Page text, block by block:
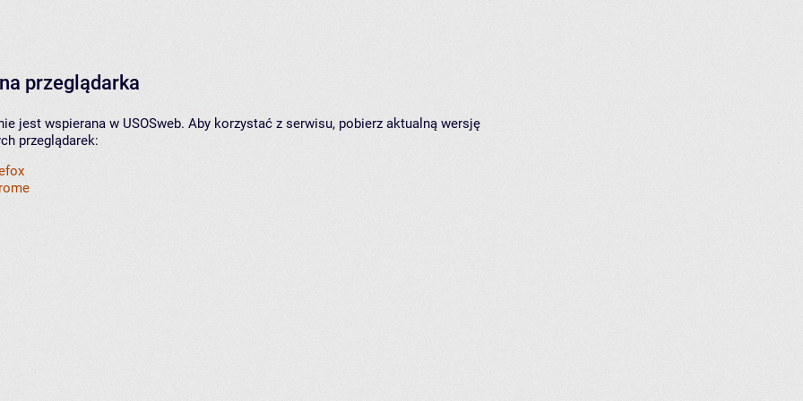
przeglądarka
jest wspierana w USOSweb. Aby korzystać z serwisu, pobierz aktualną wersję
przeglądarek: